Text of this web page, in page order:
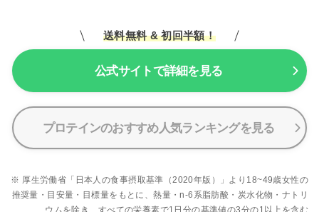
送料無料 & 初回半額！
公式サイトで詳細を見る
プロテインのおすすめ人気ランキングを見る
※ 厚生労働省「日本人の食事摂取基準（2020年版）」より18~49歳女性の
推奨量・目安量・目標量をもとに、熱量・n-6系脂肪酸・炭水化物・ナトリ
ウムを除き、すべての栄養素で1日分の基準値の3分の1以上を含む